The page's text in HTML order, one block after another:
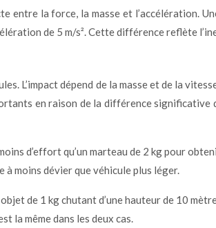
entre la force, la masse et l’accélération.
de 5 m/s². Cette différence reflète
L’impact dépend de la masse et de la
en raison de la différence
d’effort qu’un marteau de 2 kg pour
à moins dévier que véhicule plus léger.
de 1 kg chutant d’une hauteur de 10
la même dans les deux cas.